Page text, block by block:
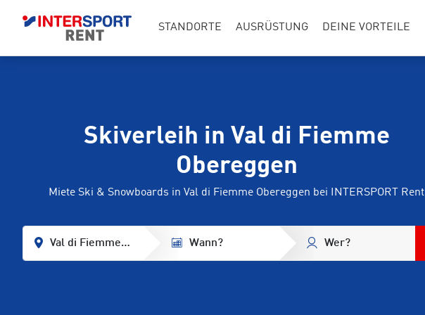
STANDORTE AUSRÜSTUNG DEINE VORTEILE
Skiverleih in Val di Fiemme
Obereggen
Miete Ski & Snowboards in Val di Fiemme Obereggen bei INTERSPORT Rent
Val di Fiemme Obereggen Wann? Wer?